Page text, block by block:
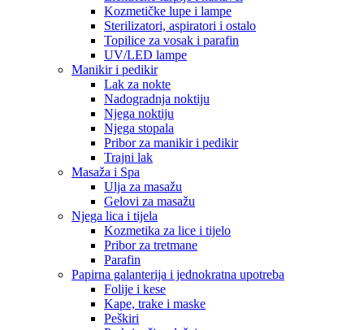
Kozmetičke lupe i lampe
Sterilizatori, aspiratori i ostalo
Topilice za vosak i parafin
UV/LED lampe
Manikir i pedikir
Lak za nokte
Nadogradnja noktiju
Njega noktiju
Njega stopala
Pribor za manikir i pedikir
Trajni lak
Masaža i Spa
Ulja za masažu
Gelovi za masažu
Njega lica i tijela
Kozmetika za lice i tijelo
Pribor za tretmane
Parafin
Papirna galanterija i jednokratna upotreba
Folije i kese
Kape, trake i maske
Peškiri